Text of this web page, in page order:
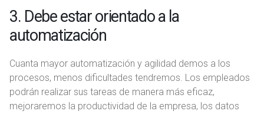
3. Debe estar orientado a la
automatización
Cuanta mayor automatización y agilidad demos a los
procesos, menos dificultades tendremos. Los empleados
podrán realizar sus tareas de manera más eficaz,
mejoraremos la productividad de la empresa, los datos